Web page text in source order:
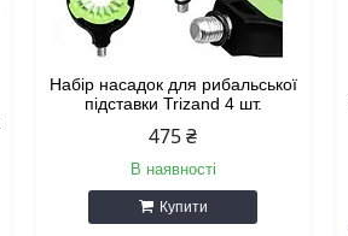
Набір насадок для рибальської
підставки Trizand 4 шт.
475 ₴
В наявності
Купити